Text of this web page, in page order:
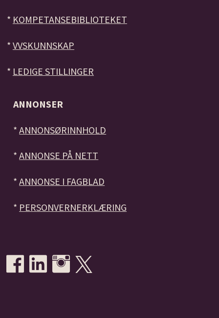
* KOMPETANSEBIBLIOTEKET
* VVSKUNNSKAP
* LEDIGE STILLINGER
ANNONSER
*ANNONSØRINNHOLD
*ANNONSE PÅ NETT
*ANNONSE I FAGBLAD
* PERSONVERNERKLÆRING